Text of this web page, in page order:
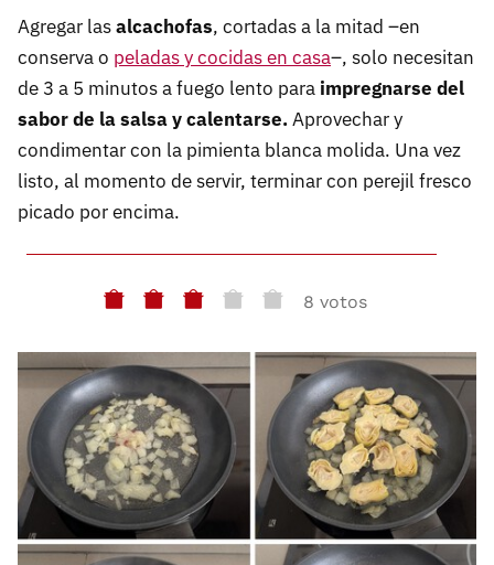
Agregar lasalcachofas, cortadas a la mitad –en
conserva o peladas y cocidas en casa–, solo necesitan
de 3 a 5 minutos a fuego lento para impregnarse del
sabor de la salsa y calentarse.Aprovechar y
condimentar con la pimienta blanca molida. Una vez
listo, al momento de servir, terminar con perejil fresco
picado por encima.
8 votos